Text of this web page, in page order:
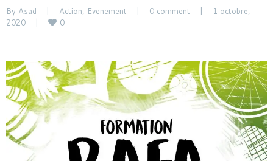
By Asad | Action, Evenement | 0 comment |
1 octobre,
2020
| 0